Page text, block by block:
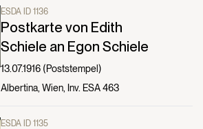
ESDA ID 1136
Postkarte von Edith
Schiele an Egon Schiele
13.07.1916 (Poststempel)
Albertina, Wien, Inv. ESA 463
ESDA ID 1135